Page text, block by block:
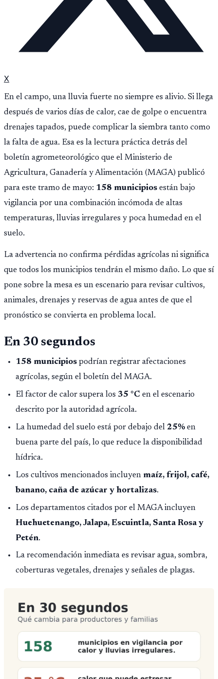
X
En el campo, una lluvia fuerte no siempre es alivio. Si llega
después de varios días de calor, cae de golpe o encuentra
drenajes tapados, puede complicar la siembra tanto como
la falta de agua. Esa es la lectura práctica detrás del
boletín agrometeorológico que el Ministerio de
Agricultura, Ganadería y Alimentación (MAGA) publicó
para este tramo de mayo: 158 municipios están bajo
vigilancia por una combinación incómoda de altas
temperaturas, lluvias irregulares y poca humedad en el
suelo.
La advertencia no confirma pérdidas agrícolas ni significa
que todos los municipios tendrán el mismo daño. Lo que sí
pone sobre la mesa es un escenario para revisar cultivos,
animales, drenajes y reservas de agua antes de que el
pronóstico se convierta en problema local.
En 30 segundos
158 municipios podrían registrar afectaciones
agrícolas, según el boletín del MAGA.
El factor de calor supera los 35 °C en el escenario
descrito por la autoridad agrícola.
La humedad del suelo está por debajo del 25% en
buena parte del país, lo que reduce la disponibilidad
hídrica.
Los cultivos mencionados incluyen maíz, frijol, café,
banano, caña de azúcar y hortalizas.
Los departamentos citados por el MAGA incluyen
Huehuetenango, Jalapa, Escuintla, Santa Rosa y
Petén.
La recomendación inmediata es revisar agua, sombra,
coberturas vegetales, drenajes y señales de plagas.